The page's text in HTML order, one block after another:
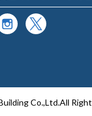
Co.,Ltd.All